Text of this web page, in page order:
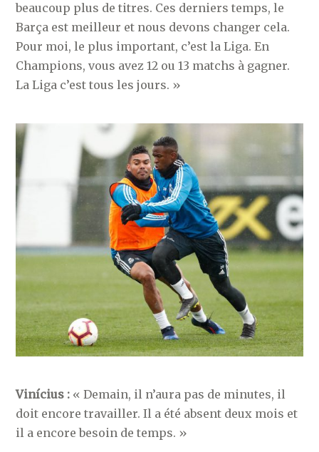
beaucoup plus de titres. Ces derniers temps, le
Barça est meilleur et nous devons changer cela.
Pour moi, le plus important, c’est la Liga. En
Champions, vous avez 12 ou 13 matchs à gagner.
La Liga c’est tous les jours. »
Vinícius : « Demain, il n’aura pas de minutes, il
doit encore travailler. Il a été absent deux mois et
il a encore besoin de temps. »